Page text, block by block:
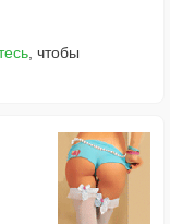
, чтобы